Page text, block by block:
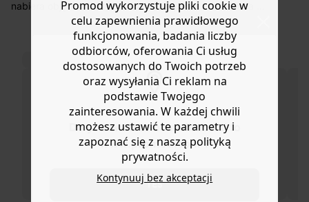
Do you want to be redirected to
www.promod.com ?
YES
koszt przesyłki wynosi 9,40 zł.
i od daty otrzymania produktów na ich zwrot
nabiera objętości w tym sezonie! Popelina bawełniana w
dwukolorowe pionowe paski. Prosty krój. Okrągły, lekko
stójkowy kołnierzyk. Zapięcie na guziki z przodu.
Zaszewki na biuście. Lekko zaokrąglony dół. Ta koszula
damska jest w 100% z bawełny z upraw ekologicznych,
bez pestycydów, nawozów chemicznych i GMO, aby
chronić bioróżnorodność.
TO NA PEWNO CI SIĘ SPODOBA!
Promod wykorzystuje pliki cookie w
celu zapewnienia prawidłowego
funkcjonowania, badania liczby
odbiorców, oferowania Ci usług
dostosowanych do Twoich potrzeb
oraz wysyłania Ci reklam na
podstawie Twojego
zainteresowania. W każdej chwili
możesz ustawić te parametry i
zapoznać się z naszą polityką
prywatności.
Kontynuuj bez akceptacji